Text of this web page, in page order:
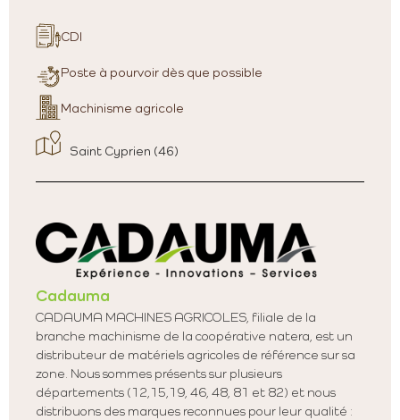
CDI
Poste à pourvoir dès que possible
Machinisme agricole
Saint Cyprien (46)
Cadauma
CADAUMA MACHINES AGRICOLES, filiale de la
branche machinisme de la coopérative natera, est un
distributeur de matériels agricoles de référence sur sa
zone. Nous sommes présents sur plusieurs
départements (12,15,19, 46, 48, 81 et 82) et nous
distribuons des marques reconnues pour leur qualité :